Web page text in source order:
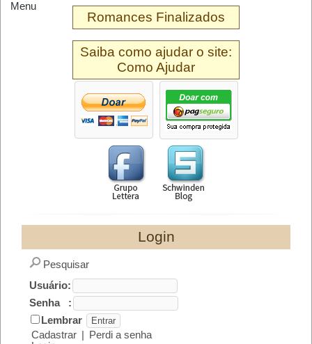
Menu
Romances Finalizados
Saiba como ajudar o site:
Como Ajudar
Login
Pesquisar
Usuário:
Senha :
Lembrar
Cadastrar
Perdi a senha